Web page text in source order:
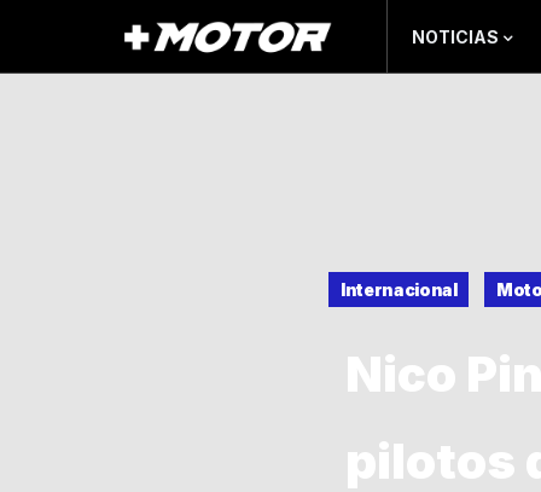
NOTICIAS
Internacional
Nico
pilotos